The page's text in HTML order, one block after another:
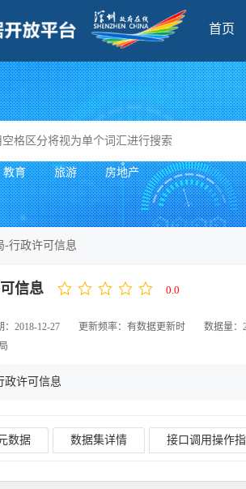
首页
教育 旅游 房地产
-行政许可信息
信息 0.0
：2018-12-27 更新频率：有数据更新时 数据量：
政许可信息
数据 数据集详情 接口调用操作